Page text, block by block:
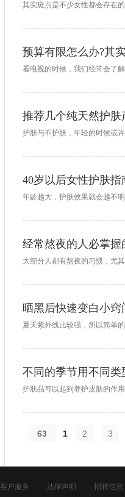
预算有限怎么办?其
推荐几个纯天然护
40岁以后女性护肤
经常熬夜的人必掌
晒黑后快速变白小
不同的季节用不同
63 1 2 3
客户服务 法律声明 招聘信息